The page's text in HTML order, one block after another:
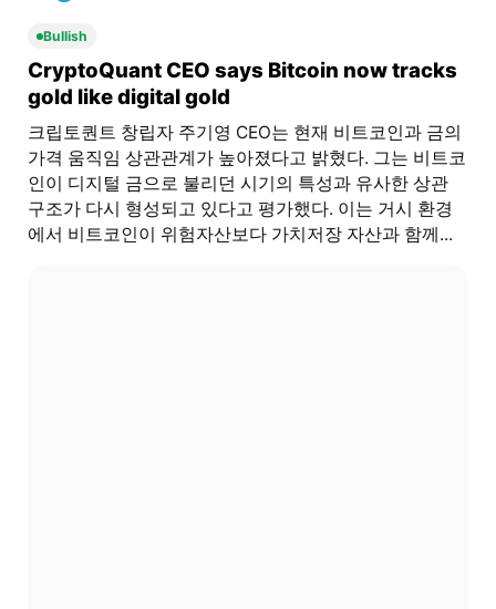
Bullish
CryptoQuant CEO says Bitcoin now tracks
gold like digital gold
크립토퀀트 창립자 주기영 CEO는 현재 비트코인과 금의
가격 움직임 상관관계가 높아졌다고 밝혔다. 그는 비트코
인이 디지털 금으로 불리던 시기의 특성과 유사한 상관
구조가 다시 형성되고 있다고 평가했다. 이는 거시 환경
에서 비트코인이 위험자산보다 가치저장 자산과 함께...